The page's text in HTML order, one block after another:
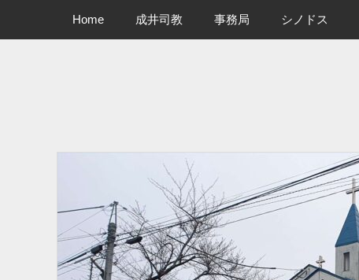
メインメニュー
Home 成井司教 事務局 シノドス